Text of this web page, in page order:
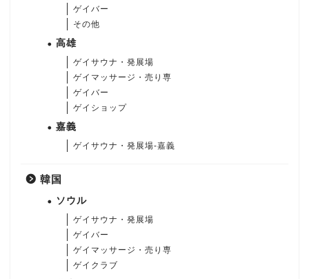
ゲイバー
その他
高雄
ゲイサウナ・発展場
ゲイマッサージ・売り専
ゲイバー
ゲイショップ
嘉義
ゲイサウナ・発展場-嘉義
韓国
ソウル
ゲイサウナ・発展場
ゲイバー
ゲイマッサージ・売り専
ゲイクラブ